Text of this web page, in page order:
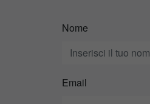
Nome
Email